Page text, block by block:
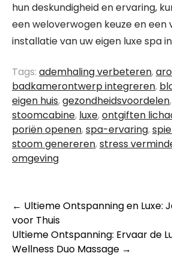
hun deskundigheid en ervaring,
een weloverwogen keuze en een
installatie van uw eigen luxe spa in
Tags: ademhaling verbeteren,
badkamerontwerp integreren,
eigen huis,gezondheidsvoordelen,
stoomcabine, luxe,ontgiften
poriën openen,spa-ervaring,
stoom genereren,stress
omgeving
Berichtnavigatie
← Ultieme Ontspanning en Luxe:
voor Thuis
Ultieme Ontspanning: Ervaar de
Wellness Duo Massage →